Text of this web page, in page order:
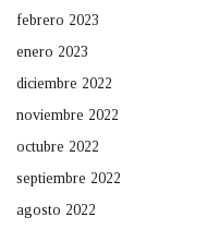
febrero 2023
enero 2023
diciembre 2022
noviembre 2022
octubre 2022
septiembre 2022
agosto 2022